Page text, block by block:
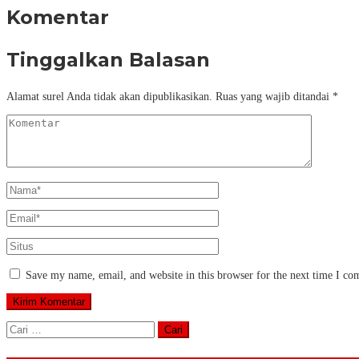
Komentar
Tinggalkan Balasan
Alamat surel Anda tidak akan dipublikasikan. Ruas yang wajib ditandai *
Save my name, email, and website in this browser for the next time I
Cari
untuk: